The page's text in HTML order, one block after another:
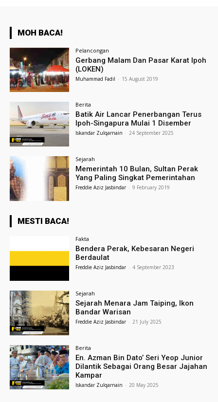
MOH BACA!
Pelancongan
Gerbang Malam Dan Pasar Karat Ipoh
(LOKEN)
Muhammad Fadil - 15 August 2019
Berita
Batik Air Lancar Penerbangan Terus
Ipoh-Singapura Mulai 1 Disember
Iskandar Zulqarnain - 24 September 2025
Sejarah
Memerintah 10 Bulan, Sultan Perak
Yang Paling Singkat Pemerintahan
Freddie Aziz Jasbindar - 9 February 2019
MESTI BACA!
Fakta
Bendera Perak, Kebesaran Negeri
Berdaulat
Freddie Aziz Jasbindar - 4 September 2023
Sejarah
Sejarah Menara Jam Taiping, Ikon
Bandar Warisan
Freddie Aziz Jasbindar - 21 July 2025
Berita
En. Azman Bin Dato’ Seri Yeop Junior
Dilantik Sebagai Orang Besar Jajahan
Kampar
Iskandar Zulqarnain - 20 May 2025